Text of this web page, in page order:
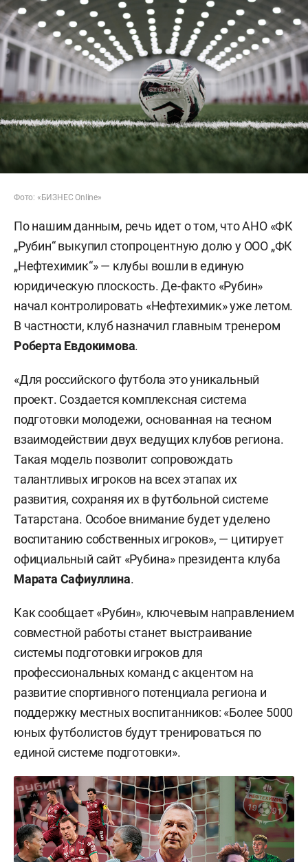
Фото: «БИЗНЕС Online»
По нашим данным, речь идет о том, что АНО «ФК
„Рубин“ выкупил стопроцентную долю у ООО „ФК
„Нефтехимик“» — клубы вошли в единую
юридическую плоскость. Де-факто «Рубин»
начал контролировать «Нефтехимик» уже летом.
В частности, клуб назначил главным тренером
Роберта Евдокимова.
«Для российского футбола это уникальный
проект. Создается комплексная система
подготовки молодежи, основанная на тесном
взаимодействии двух ведущих клубов региона.
Такая модель позволит сопровождать
талантливых игроков на всех этапах их
развития, сохраняя их в футбольной системе
Татарстана. Особое внимание будет уделено
воспитанию собственных игроков», — цитирует
официальный сайт «Рубина» президента клуба
Марата Сафиуллина.
Как сообщает «Рубин», ключевым направлением
совместной работы станет выстраивание
системы подготовки игроков для
профессиональных команд с акцентом на
развитие спортивного потенциала региона и
поддержку местных воспитанников: «Более 5000
юных футболистов будут тренироваться по
единой системе подготовки».